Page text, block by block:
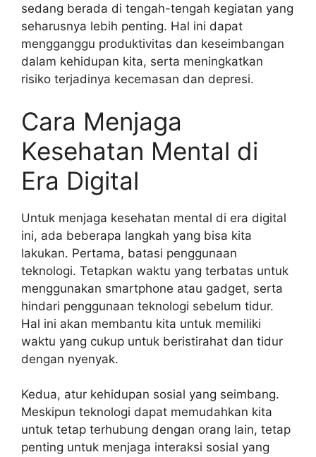
sedang berada di tengah-tengah kegiatan yang
seharusnya lebih penting. Hal ini dapat
mengganggu produktivitas dan keseimbangan
dalam kehidupan kita, serta meningkatkan
risiko terjadinya kecemasan dan depresi.
Cara Menjaga
Kesehatan Mental di
Era Digital
Untuk menjaga kesehatan mental di era digital
ini, ada beberapa langkah yang bisa kita
lakukan. Pertama, batasi penggunaan
teknologi. Tetapkan waktu yang terbatas untuk
menggunakan smartphone atau gadget, serta
hindari penggunaan teknologi sebelum tidur.
Hal ini akan membantu kita untuk memiliki
waktu yang cukup untuk beristirahat dan tidur
dengan nyenyak.
Kedua, atur kehidupan sosial yang seimbang.
Meskipun teknologi dapat memudahkan kita
untuk tetap terhubung dengan orang lain, tetap
penting untuk menjaga interaksi sosial yang